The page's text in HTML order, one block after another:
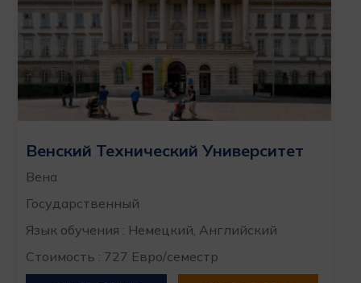
Венский Технический Университет
Вена
Государственный
Язык обучения : Немецкий, Английский
Стоимость : 727 Евро/семестр